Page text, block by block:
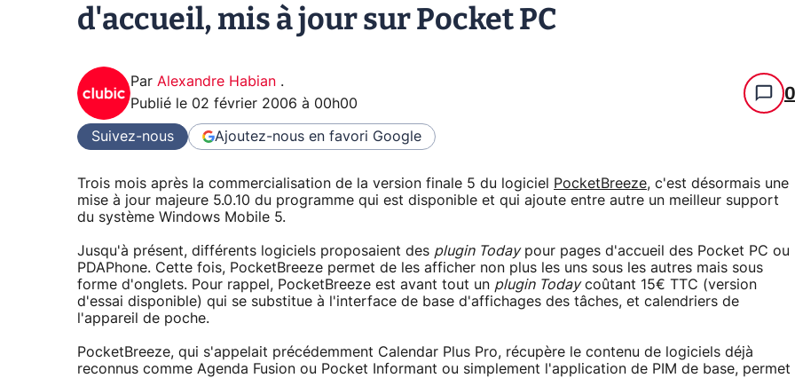
d'accueil, mis à jour sur Pocket PC
Par Alexandre Habian .
Publié le 02 février 2006 à 00h00 0
Suivez-nous Ajoutez-nous en favori Google
Trois mois après la commercialisation de la version finale 5 du logiciel PocketBreeze, c'est désormais une
mise à jour majeure 5.0.10 du programme qui est disponible et qui ajoute entre autre un meilleur support
du système Windows Mobile 5.
Jusqu'à présent, différents logiciels proposaient des plugin Todaypour pages d'accueil des Pocket PC ou
PDAPhone. Cette fois, PocketBreeze permet de les afficher non plus les uns sous les autres mais sous
forme d'onglets. Pour rappel, PocketBreeze est avant tout un plugin Todaycoûtant 15€ TTC (version
d'essai disponible) qui se substitue à l'interface de base d'affichages des tâches, et calendriers de
l'appareil de poche.
PocketBreeze, qui s'appelait précédemment Calendar Plus Pro, récupère le contenu de logiciels déjà
reconnus comme Agenda Fusion ou Pocket Informant ou simplement l'application de PIM de base, permet